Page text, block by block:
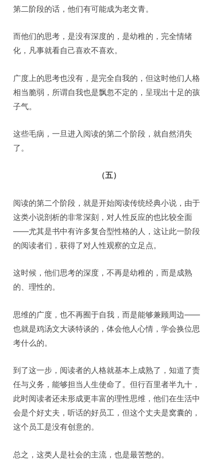
第二阶段的话，他们有可能成为老文青。
而他们的思考，是没有深度的，是幼稚的，完全情绪
化，凡事就看自己喜欢不喜欢。
广度上的思考也没有，是完全自我的，但这时他们人格
相当脆弱，所谓自我也是飘忽不定的，呈现出十足的孩
子气。
这些毛病，一旦进入阅读的第二个阶段，就自然消失
了。
（五）
阅读的第二个阶段，就是开始阅读传统经典小说，由于
这类小说剖析的非常深刻，对人性反应的也比较全面
——尤其是书中有许多复合型性格的人，这让此一阶段
的阅读者们，获得了对人性观察的立足点。
这时候，他们思考的深度，不再是幼稚的，而是成熟
的、理性的。
思维的广度，也不再囿于自我，而是能够兼顾周边——
也就是鸡汤文大谈特谈的，体会他人心情，学会换位思
考什么的。
到了这一步，阅读者的人格就基本上成熟了，知道了责
任与义务，能够担当人生使命了。但行百里者半九十，
此时阅读者还未形成更丰富的理性思维，他们在生活中
会是个好丈夫，听话的好员工，但这个丈夫是窝囊的，
这个员工是没有创意的。
总之，这类人是社会的主流，也是最苦憋的。